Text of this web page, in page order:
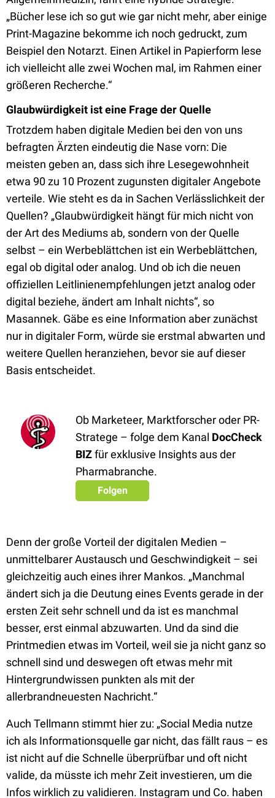
„Bücher lese ich so gut wie gar nicht mehr, aber einige
Print-Magazine bekomme ich noch gedruckt, zum
Beispiel den Notarzt. Einen Artikel in Papierform lese
ich vielleicht alle zwei Wochen mal, im Rahmen einer
größeren Recherche.“
Glaubwürdigkeit ist eine Frage der Quelle
Trotzdem haben digitale Medien bei den von uns
befragten Ärzten eindeutig die Nase vorn: Die
meisten geben an, dass sich ihre Lesegewohnheit
etwa 90 zu 10 Prozent zugunsten digitaler Angebote
verteile. Wie steht es da in Sachen Verlässlichkeit der
Quellen? „Glaubwürdigkeit hängt für mich nicht von
der Art des Mediums ab, sondern von der Quelle
selbst – ein Werbeblättchen ist ein Werbeblättchen,
egal ob digital oder analog. Und ob ich die neuen
offiziellen Leitlinienempfehlungen jetzt analog oder
digital beziehe, ändert am Inhalt nichts“, so
Masannek. Gäbe es eine Information aber zunächst
nur in digitaler Form, würde sie erstmal abwarten und
weitere Quellen heranziehen, bevor sie auf dieser
Basis entscheidet.
Ob Marketeer, Marktforscher oder PR-
Stratege – folge dem Kanal DocCheck
BIZfür exklusive Insights aus der
Pharmabranche.
Folgen
Denn der große Vorteil der digitalen Medien –
unmittelbarer Austausch und Geschwindigkeit – sei
gleichzeitig auch eines ihrer Mankos. „Manchmal
ändert sich ja die Deutung eines Events gerade in der
ersten Zeit sehr schnell und da ist es manchmal
besser, erst einmal abzuwarten. Und da sind die
Printmedien etwas im Vorteil, weil sie ja nicht ganz so
schnell sind und deswegen oft etwas mehr mit
Hintergrundwissen punkten als mit der
allerbrandneuesten Nachricht.“
Auch Tellmann stimmt hier zu: „Social Media nutze
ich als Informationsquelle gar nicht, das fällt raus – es
ist nicht auf die Schnelle überprüfbar und oft nicht
valide, da müsste ich mehr Zeit investieren, um die
Infos wirklich zu validieren. Instagram und Co. haben